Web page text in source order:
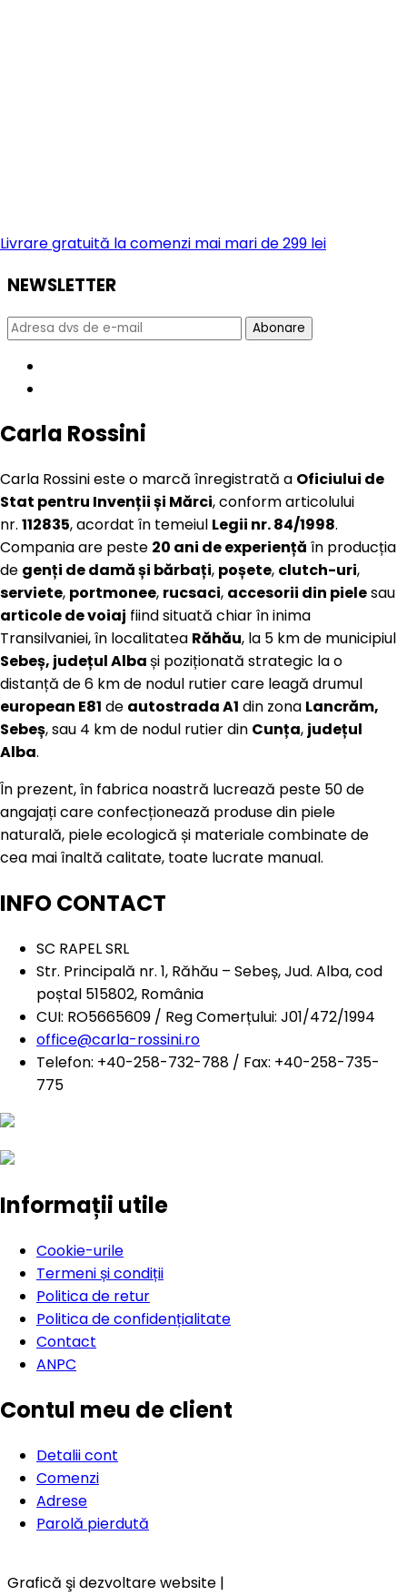
Livrare gratuită la comenzi mai mari de 299 lei
NEWSLETTER
Abonare
Carla Rossini
Carla Rossini este o marcă înregistrată a Oficiului de
Stat pentru Invenții și Mărci, conform articolului
nr. 112835, acordat în temeiul Legii nr. 84/1998.
Compania are peste 20 ani de experiență în producția
de genți de damă și bărbați, poșete, clutch-uri,
serviete, portmonee, rucsaci, accesorii din pielesau
articole de voiaj fiind situată chiar în inima
Transilvaniei, în localitatea Răhău, la 5 km de municipiul
Sebeș, județul Albași poziționată strategic la o
distanță de 6 km de nodul rutier care leagă drumul
european E81 de autostrada A1 din zona Lancrăm,
Sebeș, sau 4 km de nodul rutier din Cunța, județul
Alba.
În prezent, în fabrica noastră lucrează peste 50 de
angajați care confecționează produse din piele
naturală, piele ecologică și materiale combinate de
cea mai înaltă calitate, toate lucrate manual.
INFO CONTACT
SC RAPEL SRL
Str. Principală nr. 1, Răhău – Sebeș, Jud. Alba, cod
poștal 515802, România
CUI: RO5665609 / Reg Comerțului: J01/472/1994
office@carla-rossini.ro
Telefon: +40-258-732-788 / Fax: +40-258-735-
775
Informații utile
Cookie-urile
Termeni și condiții
Politica de retur
Politica de confidențialitate
Contact
ANPC
Contul meu de client
Detalii cont
Comenzi
Adrese
Parolă pierdută
Grafică şi dezvoltare website |